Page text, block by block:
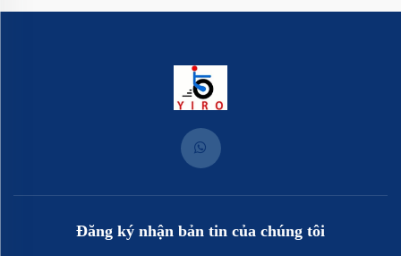
Đăng ký nhận bản tin của chúng tôi